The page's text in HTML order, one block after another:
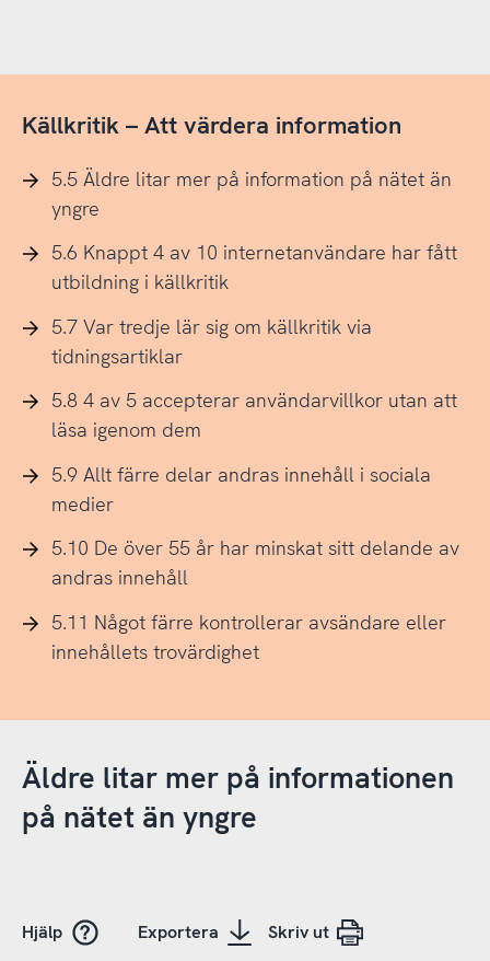
Källkritik – Att värdera information
5.5 Äldre litar mer på information på nätet än
yngre
5.6 Knappt 4 av 10 internetanvändare har fått
utbildning i källkritik
5.7 Var tredje lär sig om källkritik via
tidningsartiklar
5.8 4 av 5 accepterar användarvillkor utan att
läsa igenom dem
5.9 Allt färre delar andras innehåll i sociala
medier
5.10 De över 55 år har minskat sitt delande av
andras innehåll
5.11 Något färre kontrollerar avsändare eller
innehållets trovärdighet
Äldre litar mer på informationen
på nätet än yngre
Hjälp Exportera Skriv ut